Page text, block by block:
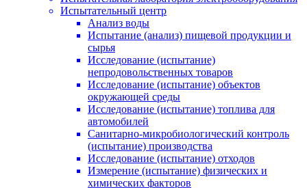
Испытательный центр
Анализ воды
Испытание (анализ) пищевой продукции и
сырья
Исследование (испытание)
непродовольственных товаров
Исследование (испытание) объектов
окружающей среды
Исследование (испытание) топлива для
автомобилей
Санитарно-микробиологический контроль
(испытание) производства
Исследование (испытание) отходов
Измерение (испытание) физических и
химических факторов